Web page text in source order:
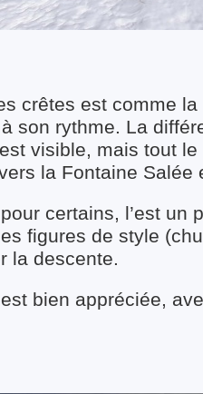
crêtes est comme la
son rythme. La
visible, mais tout
la Fontaine Salée
certains, l’est un
figures de style
la descente.
bien appréciée,